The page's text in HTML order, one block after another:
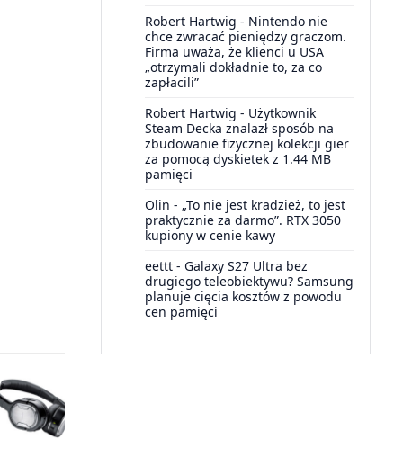
Robert Hartwig - Nintendo nie
chce zwracać pieniędzy graczom.
Firma uważa, że klienci u USA
„otrzymali dokładnie to, za co
zapłacili”
Robert Hartwig - Użytkownik
Steam Decka znalazł sposób na
zbudowanie fizycznej kolekcji gier
za pomocą dyskietek z 1.44 MB
pamięci
Olin - „To nie jest kradzież, to jest
praktycznie za darmo”. RTX 3050
kupiony w cenie kawy
eettt - Galaxy S27 Ultra bez
drugiego teleobiektywu? Samsung
planuje cięcia kosztów z powodu
cen pamięci